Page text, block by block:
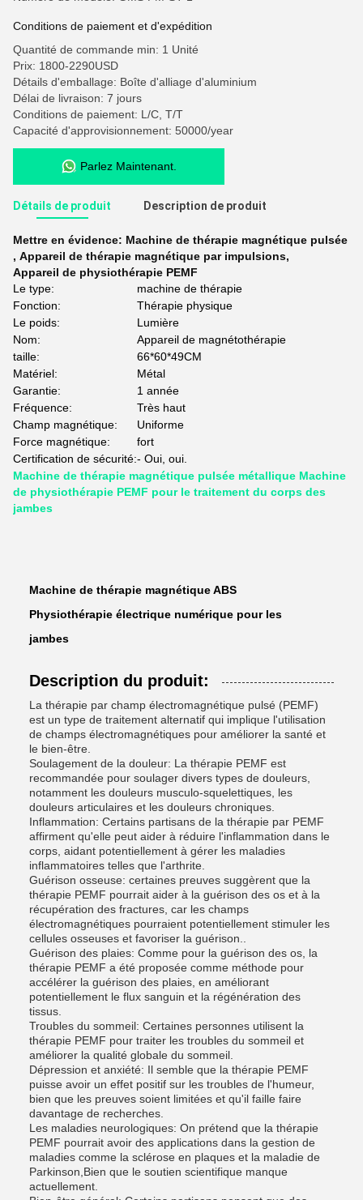
Conditions de paiement et d'expédition
Quantité de commande min: 1 Unité
Prix: 1800-2290USD
Détails d'emballage: Boîte d'alliage d'aluminium
Délai de livraison: 7 jours
Conditions de paiement: L/C, T/T
Capacité d'approvisionnement: 50000/year
Parlez Maintenant.
Détails de produit Description de produit
Mettre en évidence: Machine de thérapie magnétique pulsée
, Appareil de thérapie magnétique par impulsions,
Appareil de physiothérapie PEMF
Le type:
machine de thérapie
Fonction:
Thérapie physique
Le poids:
Lumière
Nom:
Appareil de magnétothérapie
taille:
66*60*49CM
Matériel:
Métal
Garantie:
1 année
Fréquence:
Très haut
Champ magnétique:
Uniforme
Force magnétique:
fort
Certification de sécurité:- Oui, oui.
Machine de thérapie magnétique pulsée métallique Machine
de physiothérapie PEMF pour le traitement du corps des
jambes
Machine de thérapie magnétique ABS
Physiothérapie électrique numérique pour les
jambes
Description du produit:
La thérapie par champ électromagnétique pulsé (PEMF)
est un type de traitement alternatif qui implique l'utilisation
de champs électromagnétiques pour améliorer la santé et
le bien-être.
Soulagement de la douleur: La thérapie PEMF est
recommandée pour soulager divers types de douleurs,
notamment les douleurs musculo-squelettiques, les
douleurs articulaires et les douleurs chroniques.
Inflammation: Certains partisans de la thérapie par PEMF
affirment qu'elle peut aider à réduire l'inflammation dans le
corps, aidant potentiellement à gérer les maladies
inflammatoires telles que l'arthrite.
Guérison osseuse: certaines preuves suggèrent que la
thérapie PEMF pourrait aider à la guérison des os et à la
récupération des fractures, car les champs
électromagnétiques pourraient potentiellement stimuler les
cellules osseuses et favoriser la guérison..
Guérison des plaies: Comme pour la guérison des os, la
thérapie PEMF a été proposée comme méthode pour
accélérer la guérison des plaies, en améliorant
potentiellement le flux sanguin et la régénération des
tissus.
Troubles du sommeil: Certaines personnes utilisent la
thérapie PEMF pour traiter les troubles du sommeil et
améliorer la qualité globale du sommeil.
Dépression et anxiété: Il semble que la thérapie PEMF
puisse avoir un effet positif sur les troubles de l'humeur,
bien que les preuves soient limitées et qu'il faille faire
davantage de recherches.
Les maladies neurologiques: On prétend que la thérapie
PEMF pourrait avoir des applications dans la gestion de
maladies comme la sclérose en plaques et la maladie de
Parkinson,Bien que le soutien scientifique manque
actuellement.